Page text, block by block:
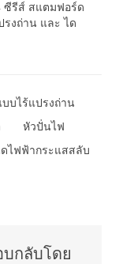
ซีรีส์ สแตมฟอร์ด
รงถ่าน และ ได
บไร้แปรงถ่าน
หัวปั่นไฟ
ไฟฟ้ากระแสสลับ
บกลับโดย